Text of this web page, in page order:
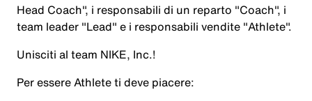
Head Coach", i responsabili di un reparto "Coach", i
team leader "Lead" e i responsabili vendite "Athlete".
Unisciti al team NIKE, Inc.!
Per essereAthleteti deve piacere: